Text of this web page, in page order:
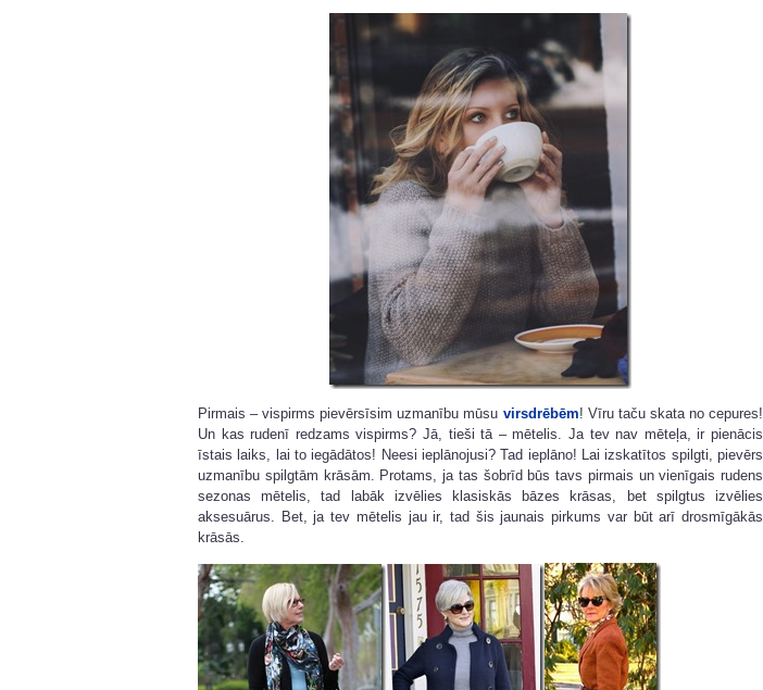
Pirmais – vispirms pievērsīsim uzmanību mūsu virsdrēbēm! Vīru taču skata no cepures!
Un kas rudenī redzams vispirms? Jā, tieši tā – mētelis. Ja tev nav mēteļa, ir pienācis
īstais laiks, lai to iegādātos! Neesi ieplānojusi? Tad ieplāno! Lai izskatītos spilgti, pievērs
uzmanību spilgtām krāsām. Protams, ja tas šobrīd būs tavs pirmais un vienīgais rudens
sezonas mētelis, tad labāk izvēlies klasiskās bāzes krāsas, bet spilgtus izvēlies
aksesuārus. Bet, ja tev mētelis jau ir, tad šis jaunais pirkums var būt arī drosmīgākās
krāsās.